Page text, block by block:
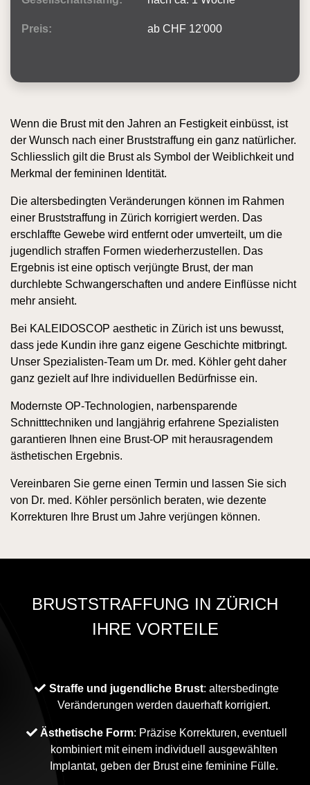
Preis: ab CHF 12'000
Wenn die Brust mit den Jahren an Festigkeit einbüsst, ist
der Wunsch nach einer Bruststraffung ein ganz natürlicher.
Schliesslich gilt die Brust als Symbol der Weiblichkeit und
Merkmal der femininen Identität.
Die altersbedingten Veränderungen können im Rahmen
einer Bruststraffung in Zürich korrigiert werden. Das
erschlaffte Gewebe wird entfernt oder umverteilt, um die
jugendlich straffen Formen wiederherzustellen. Das
Ergebnis ist eine optisch verjüngte Brust, der man
durchlebte Schwangerschaften und andere Einflüsse nicht
mehr ansieht.
Bei KALEIDOSCOP aesthetic in Zürich ist uns bewusst,
dass jede Kundin ihre ganz eigene Geschichte mitbringt.
Unser Spezialisten-Team um Dr. med. Köhler geht daher
ganz gezielt auf Ihre individuellen Bedürfnisse ein.
Modernste OP-Technologien, narbensparende
Schnitttechniken und langjährig erfahrene Spezialisten
garantieren Ihnen eine Brust-OP mit herausragendem
ästhetischen Ergebnis.
Vereinbaren Sie gerne einen Termin und lassen Sie sich
von Dr. med. Köhler persönlich beraten, wie dezente
Korrekturen Ihre Brust um Jahre verjüngen können.
BRUSTSTRAFFUNG IN ZÜRICH
IHRE VORTEILE
Straffe und jugendliche Brust: altersbedingte
Veränderungen werden dauerhaft korrigiert.
Ästhetische Form: Präzise Korrekturen, eventuell
kombiniert mit einem individuell ausgewählten
Implantat, geben der Brust eine feminine Fülle.